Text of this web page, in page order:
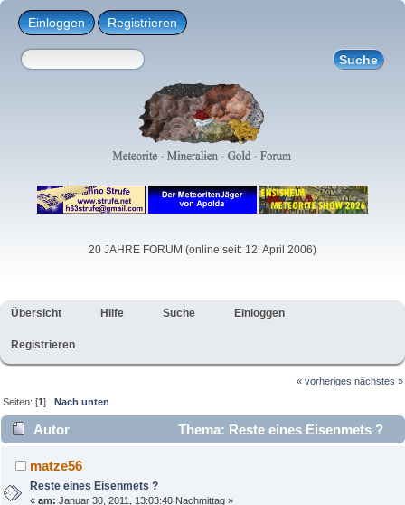
Einloggen Registrieren
20 JAHRE FORUM (online seit: 12. April 2006)
Übersicht Hilfe Suche Einloggen
Registrieren
« vorheriges nächstes »
Seiten: [1]Nach unten
Autor
Thema: Reste eines Eisenmets ?
(Gelesen 2608 mal)
matze56
Reste eines Eisenmets ?
«am: Januar 30, 2011, 13:03:40 Nachmittag »